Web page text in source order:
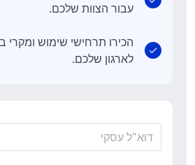
עבור הצוות שלכם.
הכירו תרחישי שימוש ומקרי
לארגון שלכם.